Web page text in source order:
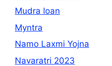
Mudra loan
Myntra
Namo Laxmi Yojna
Navaratri 2023